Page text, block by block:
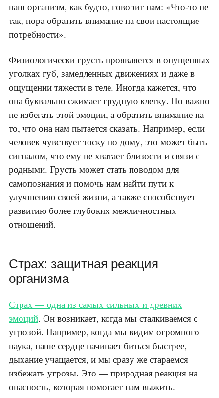
наш организм, как будто, говорит нам: «Что-то не
так, пора обратить внимание на свои настоящие
потребности».
Физиологически грусть проявляется в опущенных
уголках губ, замедленных движениях и даже в
ощущении тяжести в теле. Иногда кажется, что
она буквально сжимает грудную клетку. Но важно
не избегать этой эмоции, а обратить внимание на
то, что она нам пытается сказать. Например, если
человек чувствует тоску по дому, это может быть
сигналом, что ему не хватает близости и связи с
родными. Грусть может стать поводом для
самопознания и помочь нам найти пути к
улучшению своей жизни, а также способствует
развитию более глубоких межличностных
отношений.
Страх: защитная реакция
организма
Страх — одна из самых сильных и древних
эмоций. Он возникает, когда мы сталкиваемся с
угрозой. Например, когда мы видим огромного
паука, наше сердце начинает биться быстрее,
дыхание учащается, и мы сразу же стараемся
избежать угрозы. Это — природная реакция на
опасность, которая помогает нам выжить.